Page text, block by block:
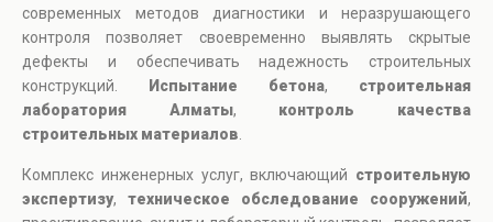
современных методов диагностики и неразрушающего
контроля позволяет своевременно выявлять скрытые
дефекты и обеспечивать надежность строительных
конструкций.
Испытание бетона, строительная
лаборатория Алматы, контроль качества
строительных материалов
Комплекс инженерных услуг, включающий строительную
экспертизу, техническое обследование сооружений,